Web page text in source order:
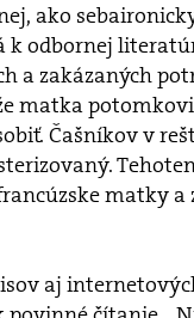
ako
k odbornej
a zakázaných
matka
Čašníkov v
matky a
aj